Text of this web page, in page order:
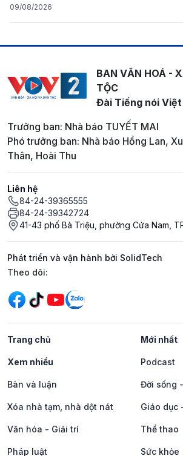
09/08/2026
BAN VĂN HOÁ -
TỘC
Đài Tiếng nói Việt
Trưởng ban: Nhà báo TUYẾT MAI
Phó trưởng ban: Nhà báo Hồng Lan,
Thân, Hoài Thu
Liên hệ
84-24-39365555
84-24-39342724
41-43 phố Bà Triệu, phường Cửa Nam,
Phát triển và vận hành bởi SolidTech
Mạng xã hội
Theo dõi:
Trang chủ Mới nhất
Xem nhiều Podcast
Bàn và luận Đời sống
Xóa nhà tạm, nhà dột nát Giáo dục
Văn hóa - Giải trí Thể thao
Pháp luật Sức khỏe